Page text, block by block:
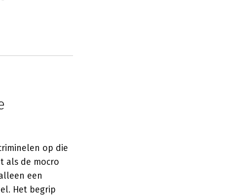
op die
als de mocro
een
Het begrip